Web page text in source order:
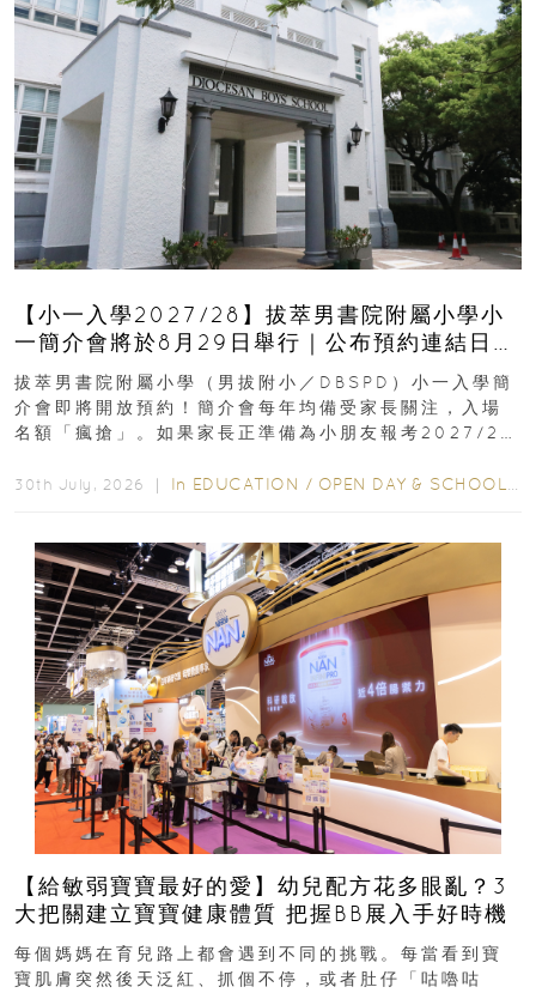
【小一入學2027/28】拔萃男書院附屬小學小
一簡介會將於8月29日舉行｜公布預約連結日期
｜更設有網上重溫
拔萃男書院附屬小學（男拔附小／DBSPD）小一入學簡
介會即將開放預約！簡介會每年均備受家長關注，入場
名額「瘋搶」。如果家長正準備為小朋友報考2027/28
30th July, 2026 ｜ In EDUCATION / OPEN DAY & SCHOOL EVENTS
【給敏弱寶寶最好的愛】幼兒配方花多眼亂？3
大把關建立寶寶健康體質 把握BB展入手好時機
每個媽媽在育兒路上都會遇到不同的挑戰。每當看到寶
寶肌膚突然後天泛紅、抓個不停，或者肚仔「咕嚕咕